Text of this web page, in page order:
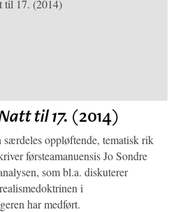
til 17. (2014)
særdeles oppløftende, tematisk rik
førsteamanuensis Jo Sondre
som bl.a. diskuterer
i
har medført.